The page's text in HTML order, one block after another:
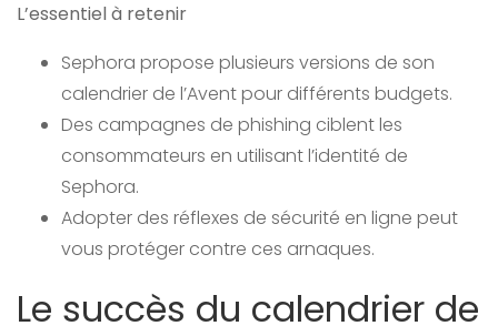
L’essentiel à retenir
Sephora propose plusieurs versions de son
calendrier de l’Avent pour différents budgets.
Des campagnes de phishing ciblent les
consommateurs en utilisant l’identité de
Sephora.
Adopter des réflexes de sécurité en ligne peut
vous protéger contre ces arnaques.
Le succès du calendrier de